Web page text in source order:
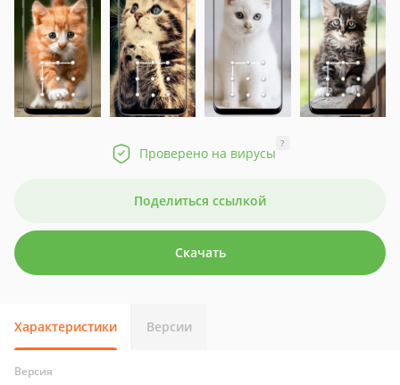
Проверено на вирусы
?
Поделиться ссылкой
Скачать
Характеристики Версии
Версия